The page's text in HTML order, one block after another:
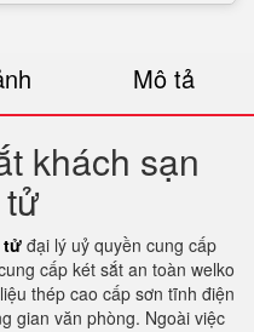
Mô tả
khách sạn
tử đại lý uỷ quyền cung cấp
cấp két sắt an toàn welko
thép cao cấp sơn tĩnh điện
gian văn phòng. Ngoài việc